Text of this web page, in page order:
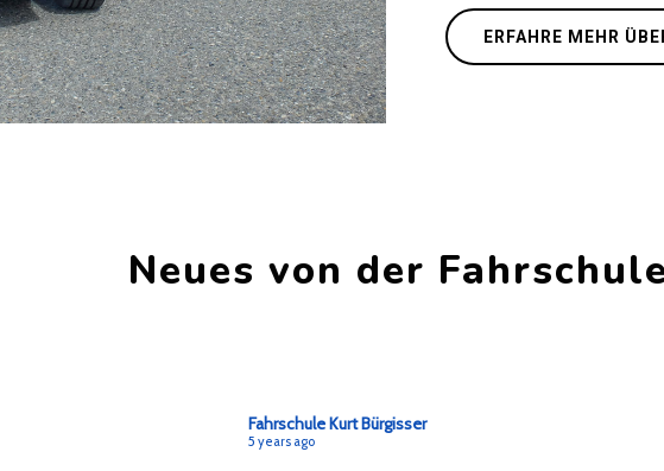
ERFAHRE MEHR
Neues von der
Fahrschule Kurt Bürgisser
5 years ago